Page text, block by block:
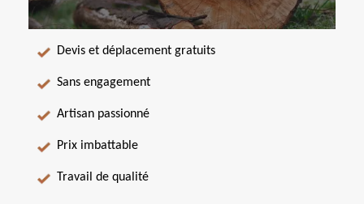
Devis et déplacement gratuits
Sans engagement
Artisan passionné
Prix imbattable
Travail de qualité